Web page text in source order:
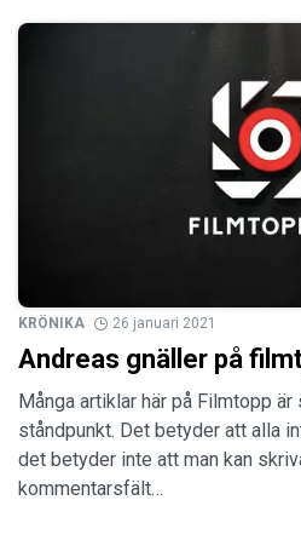
KRÖNIKA 26 januari 2021
Andreas gnäller på
Många artiklar här på Filmtopp
ståndpunkt. Det betyder att alla
det betyder inte att man kan
kommentarsfält…